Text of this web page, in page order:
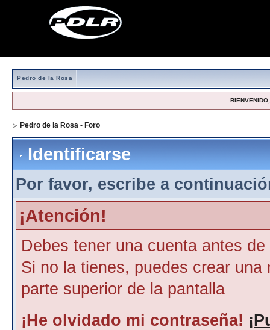
Pedro de la Rosa
Pedro de la Rosa - Foro
Identificarse
Por favor, escribe a
¡Atención!
Debes tener una cuenta antes
Si no la tienes, puedes crear
parte superior de la pantalla
¡He olvidado mi contraseña!